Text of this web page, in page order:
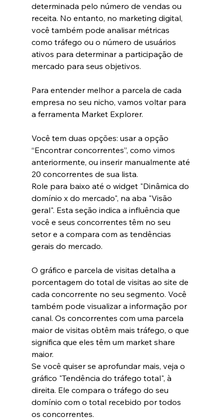
determinada pelo número de vendas ou
receita. No entanto, no marketing digital,
você também pode analisar métricas
como tráfego ou o número de usuários
ativos para determinar a participação de
mercado para seus objetivos.
Para entender melhor a parcela de cada
empresa no seu nicho, vamos voltar para
a ferramenta Market Explorer.
Você tem duas opções: usar a opção
“Encontrar concorrentes”, como vimos
anteriormente, ou inserir manualmente até
20 concorrentes de sua lista.
Role para baixo até o widget "Dinâmica do
domínio x do mercado", na aba "Visão
geral". Esta seção indica a influência que
você e seus concorrentes têm no seu
setor e a compara com as tendências
gerais do mercado.
O gráfico e parcela de visitas detalha a
porcentagem do total de visitas ao site de
cada concorrente no seu segmento. Você
também pode visualizar a informação por
canal. Os concorrentes com uma parcela
maior de visitas obtêm mais tráfego, o que
significa que eles têm um market share
maior.
Se você quiser se aprofundar mais, veja o
gráfico "Tendência do tráfego total", à
direita. Ele compara o tráfego do seu
domínio com o total recebido por todos
os concorrentes.